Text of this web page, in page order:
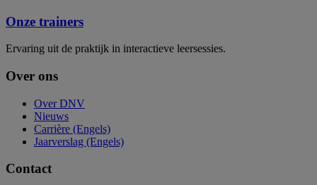
Onze trainers
Ervaring uit de praktijk in interactieve leersessies.
Over ons
Over DNV
Nieuws
Carrière (Engels)
Jaarverslag (Engels)
Contact